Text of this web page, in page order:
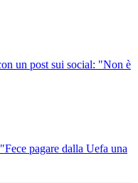
un post sui social: "Non è
pagare dalla Uefa una